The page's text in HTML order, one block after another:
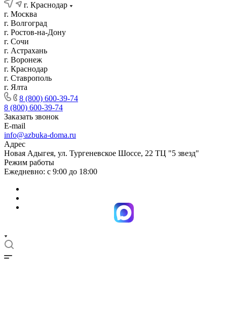
г. Краснодар
г. Москва
г. Волгоград
г. Ростов-на-Дону
г. Сочи
г. Астрахань
г. Воронеж
г. Краснодар
г. Ставрополь
г. Ялта
8 (800) 600-39-74
8 (800) 600-39-74
Заказать звонок
E-mail
info@azbuka-doma.ru
Адрес
Новая Адыгея, ул. Тургеневское Шоссе, 22 ТЦ "5 звезд"
Режим работы
Ежедневно: с 9:00 до 18:00